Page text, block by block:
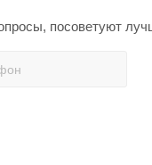
посоветуют